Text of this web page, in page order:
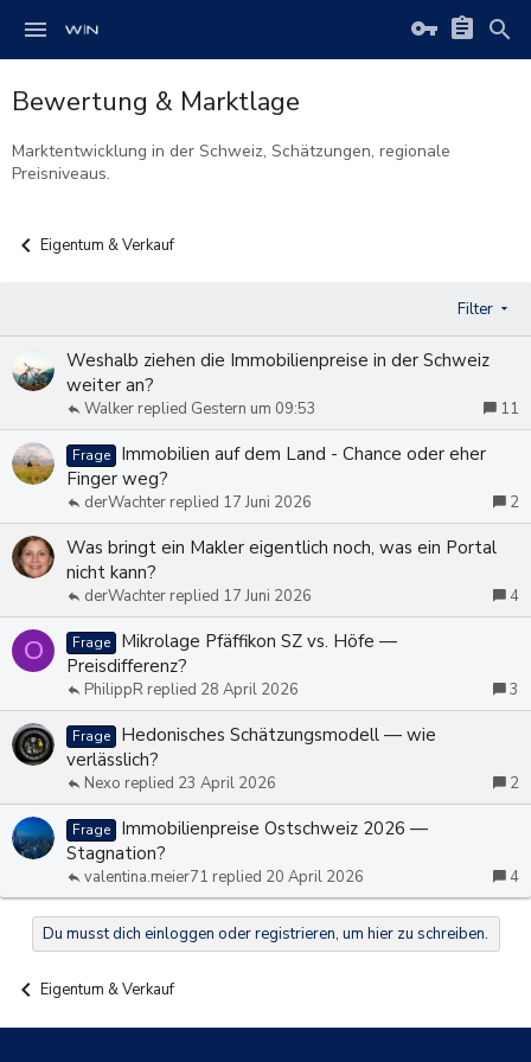
Bewertung & Marktlage
Marktentwicklung in der Schweiz, Schätzungen, regionale
Preisniveaus.
Eigentum & Verkauf
Filter
Weshalb ziehen die Immobilienpreise in der Schweiz
weiter an?
11
Gestern um 09:53
Walker
Frage
Immobilien auf dem Land - Chance oder eher
Finger weg?
2
17 Juni 2026
derWachter
Was bringt ein Makler eigentlich noch, was ein Portal
nicht kann?
4
17 Juni 2026
derWachter
O Frage
Mikrolage Pfäffikon SZ vs. Höfe —
Preisdifferenz?
3
28 April 2026
PhilippR
Frage
Hedonisches Schätzungsmodell — wie
verlässlich?
2
23 April 2026
Nexo
Frage
Immobilienpreise Ostschweiz 2026 —
Stagnation?
4
20 April 2026
valentina.meier71
Du musst dich einloggen oder registrieren, um hier zu schreiben.
Eigentum & Verkauf